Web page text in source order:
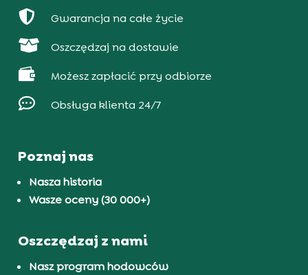
 Gwarancja na całe życie
 Oszczędzaj na dostawie
 Możesz zapłacić przy odbiorze
 Obsługa klienta 24/7
Poznaj nas
Nasza historia
Wasze oceny (30 000+)
Oszczędzaj z nami
Nasz program hodowców